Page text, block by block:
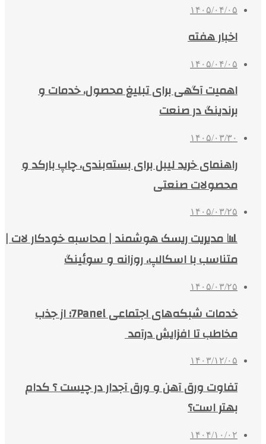
۱۴۰۵/۰۴/۰۵
اخبار هفته
۱۴۰۵/۰۴/۰۵
اهمیت آگهی برای تبلیغ محصول، خدمات و
برندینگ در صنعت
۱۴۰۵/۰۳/۳۰
راهنمای خرید لیبل برای بسته‌بندی، چاپ بارکد و
محصولات صنعتی
۱۴۰۵/۰۳/۲۵
📊 مدیریت ریسک هوشمند | محاسبه خودکار لات |
متناسب با اسکالپ، روزانه و سوئینگ
۱۴۰۵/۰۳/۲۵
خدمات شبکه‌های اجتماعی 7Panel؛ از جذب
مخاطب تا افزایش درآمد
۱۴۰۳/۱۲/۰۵
تفاوت ورق آهن و ورق آجدار در چیست ؟ کدام
بهتر است؟
۱۴۰۴/۱۰/۰۲